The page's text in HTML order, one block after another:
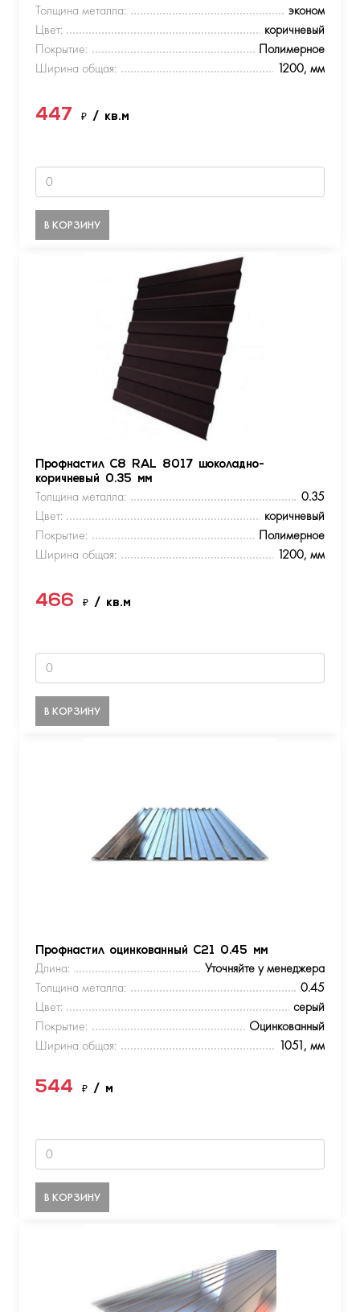
Толщина металла:
эконом
Цвет:
коричневый
Покрытие:
Полимерное
Ширина общая:
1200, мм
447 ₽ / кв.м
В КОРЗИНУ
Профнастил С8 RAL 8017 шоколадно-
коричневый 0.35 мм
Толщина металла:
0.35
Цвет:
коричневый
Покрытие:
Полимерное
Ширина общая:
1200, мм
466 ₽ / кв.м
В КОРЗИНУ
Профнастил оцинкованный С21 0.45 мм
Длина:
Уточняйте у менеджера
Толщина металла:
0.45
Цвет:
серый
Покрытие:
Оцинкованный
Ширина общая:
1051, мм
544 ₽ / м
В КОРЗИНУ